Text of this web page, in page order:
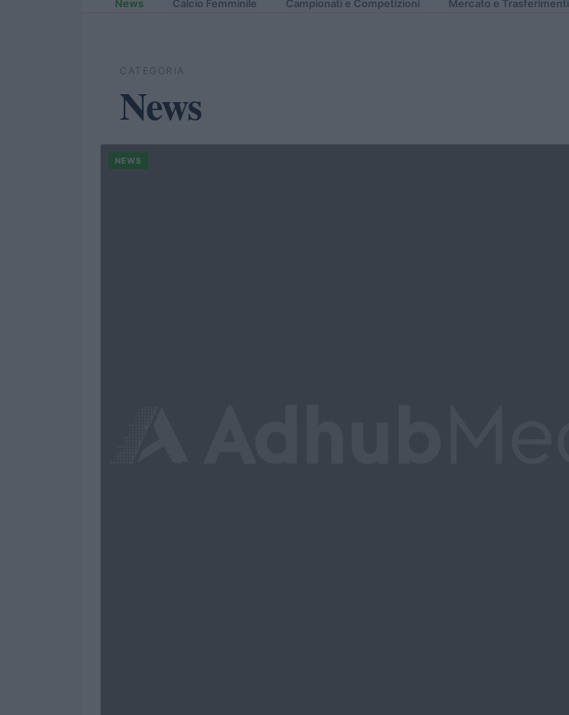
News Calcio Femminile Campionati e Competizioni Mercato e Trasferimenti
CATEGORIA
News
NEWS